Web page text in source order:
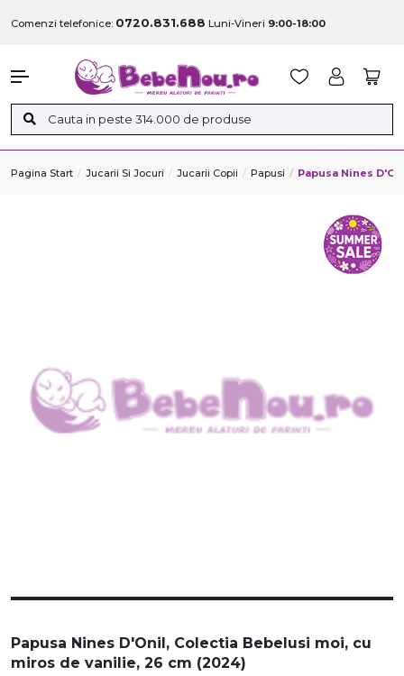
Comenzi telefonice: 0720.831.688 Luni-Vineri 9:00-18:00
Pagina Start Jucarii Si Jocuri Jucarii Copii Papusi Papusa Nines
Papusa Nines D'Onil, Colectia Bebelusi moi, cu
miros de vanilie, 26 cm (2024)